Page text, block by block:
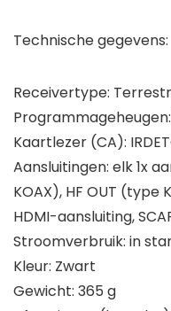
Technische gegevens:
Receivertype:
Programmageheugen:
Kaartlezer (CA):
Aansluitingen: elk 1x
KOAX), HF OUT (type
HDMI-aansluiting,
Stroomverbruik: in
Kleur: Zwart
Gewicht: 365 g